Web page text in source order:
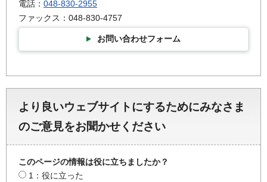
電話： 048-830-2955
ファックス：048-830-4757
お問い合わせフォーム
より良いウェブサイトにするためにみなさま
のご意見をお聞かせください
このページの情報は役に立ちましたか？
1：役に立った